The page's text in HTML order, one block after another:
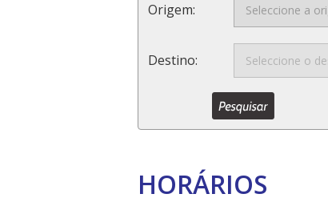
Origem:
Destino:
HORÁRIOS